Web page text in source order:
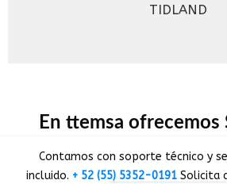
TIDLAND
En ttemsa ofrecemos
Contamos con soporte técnico y
incluido. + 52 (55) 5352-0191 Solicita